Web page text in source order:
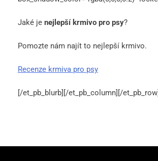
Jaké je nejlepší krmivo pro psy?
Pomozte nám najít to nejlepší krmivo.
Recenze krmiva pro psy
[/et_pb_blurb][/et_pb_column][/